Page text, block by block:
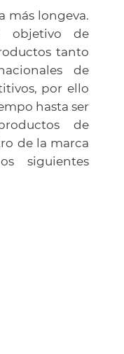
más longeva.
objetivo de
tanto
de
por ello
hasta ser
de
de la marca
siguientes